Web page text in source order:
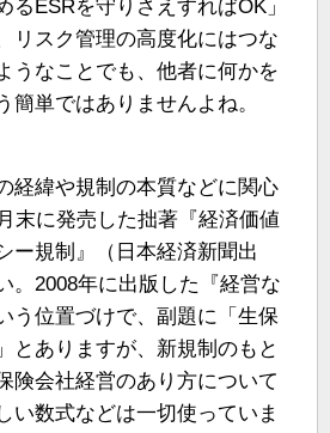
るESRを守りさえすればOK」
リスク管理の高度化にはつな
うなことでも、他者に何かを
簡単ではありませんよね。
経緯や規制の本質などに関心
末に発売した拙著『経済価値
ー規制』（日本経済新聞出
。2008年に出版した『経営な
う位置づけで、副題に「生保
とありますが、新規制のもと
険会社経営のあり方について
い数式などは一切使っていま